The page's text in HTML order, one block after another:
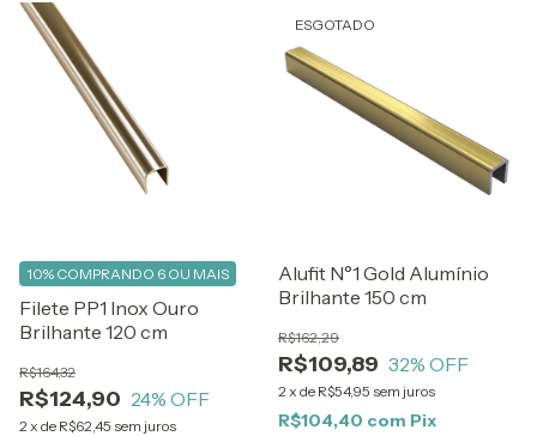
Filete PP1 Inox Ouro
Brilhante 120 cm
R$124,90
R$164,32
24% OFF
2 x de R$62,45 sem juros
10% COMPRANDO 6 OU MAIS
ESGOTADO
Alufit N°1 Gold Alumínio
Brilhante 150 cm
R$109,89
R$162,29
32% OFF
2 x de R$54,95 sem juros
R$104,40 com Pix